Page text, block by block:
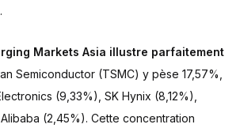
Markets Asia illustre parfaitement
Semiconductor (TSMC) y pèse 17,57%,
(9,33%), SK Hynix (8,12%),
(2,45%). Cette concentration